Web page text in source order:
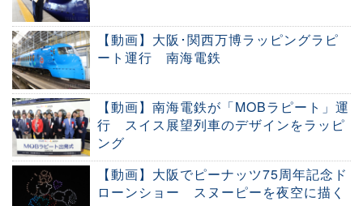
【動画】大阪･関西万博ラッピングラピ
ート運行 南海電鉄
【動画】南海電鉄が「MOBラピート」運
行 スイス展望列車のデザインをラッピ
ング
【動画】大阪でピーナッツ75周年記念ド
ローンショー スヌーピーを夜空に描く